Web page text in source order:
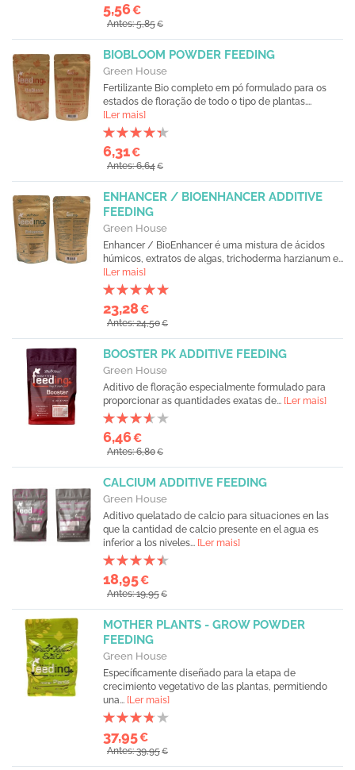
5,56€
Antes: 5,85€
BIOBLOOM POWDER FEEDING
Green House
Fertilizante Bio completo em pó formulado para os
estados de floração de todo o tipo de plantas....
[Ler mais]
6,31€
Antes: 6,64€
ENHANCER / BIOENHANCER ADDITIVE
FEEDING
Green House
Enhancer / BioEnhancer é uma mistura de ácidos
húmicos, extratos de algas, trichoderma harzianum e...
[Ler mais]
23,28€
Antes: 24,50€
BOOSTER PK ADDITIVE FEEDING
Green House
Aditivo de floração especialmente formulado para
proporcionar as quantidades exatas de... [Ler mais]
6,46€
Antes: 6,80€
CALCIUM ADDITIVE FEEDING
Green House
Aditivo quelatado de calcio para situaciones en las
que la cantidad de calcio presente en el agua es
inferior a los niveles... [Ler mais]
18,95€
Antes: 19,95€
MOTHER PLANTS - GROW POWDER
FEEDING
Green House
Específicamente diseñado para la etapa de
crecimiento vegetativo de las plantas, permitiendo
una... [Ler mais]
37,95€
Antes: 39,95€